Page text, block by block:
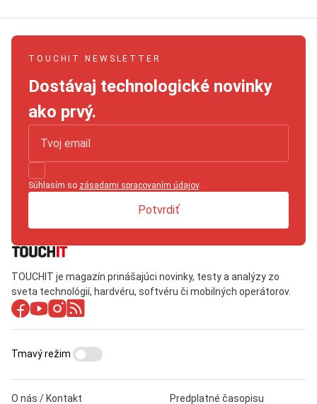
TOUCHIT NEWSLETTER
Dostávaj technologické novinky
ako prvý.
Súhlasím so zásadami spracovaním údajov.
Potvrdiť
TOUCHIT je magazín prinášajúci novinky, testy a analýzy zo
sveta technológií, hardvéru, softvéru či mobilných operátorov.
O nás / Kontakt Predplatné časopisu
Tmavý režim